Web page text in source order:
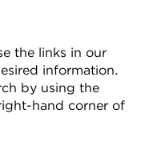
the links in our
information.
by using the
hand corner of